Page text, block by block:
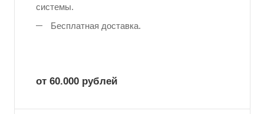
системы.
Бесплатная доставка.
от 60.000 рублей